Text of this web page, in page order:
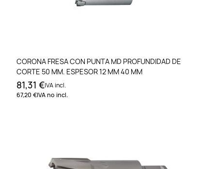
CORONA FRESA CON PUNTA MD PROFUNDIDAD DE
CORTE 50 MM. ESPESOR 12 MM 40 MM
81,31 €IVA incl.
67,20 €IVA no incl.